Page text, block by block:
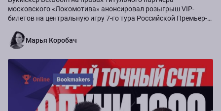
московского «Локомотива» анонсировал розыгрыш VIP-
билетов на центральную игру 7-го тура Российской Премьер-
Марья Коробач